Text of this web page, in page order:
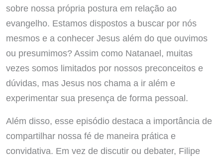
sobre nossa própria postura em relação ao
evangelho. Estamos dispostos a buscar por nós
mesmos e a conhecer Jesus além do que ouvimos
ou presumimos? Assim como Natanael, muitas
vezes somos limitados por nossos preconceitos e
dúvidas, mas Jesus nos chama a ir além e
experimentar sua presença de forma pessoal.
Além disso, esse episódio destaca a importância de
compartilhar nossa fé de maneira prática e
convidativa. Em vez de discutir ou debater, Filipe